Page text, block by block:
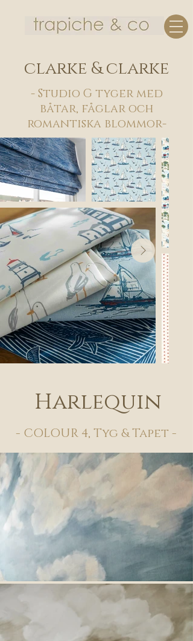
clarke & clarke
- Studio G tyger med
båtar, fåglar och
romantiska blommor-
Harlequin
- COLOUR 4, Tyg & Tapet -